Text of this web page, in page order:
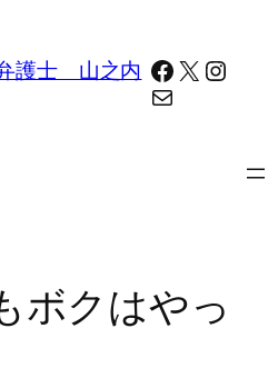
護士 山之内 Facebook
X
メール
ボクはやっ